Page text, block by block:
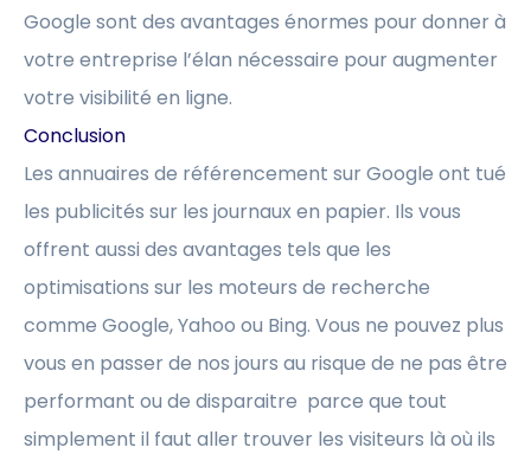
Google sont des avantages énormes pour donner à
votre entreprise l’élan nécessaire pour augmenter
votre visibilité en ligne.
Conclusion
Les annuaires de référencement sur Google ont tué
les publicités sur les journaux en papier. Ils vous
offrent aussi des avantages tels que les
optimisations sur les moteurs de recherche
comme Google, Yahoo ou Bing. Vous ne pouvez plus
vous en passer de nos jours au risque de ne pas être
performant ou de disparaitre parce que tout
simplement il faut aller trouver les visiteurs là où ils